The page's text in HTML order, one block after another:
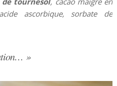
ascorbique, sorbate de
»